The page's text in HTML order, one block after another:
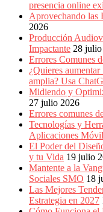
presencia online
Aprovechando las
2026
Producción
Impactante 28
Errores Comunes
¿Quieres
amplia? Usa
Midiendo y
27 julio 2026
Errores comunes
Tecnologías y
Aplicaciones
El Poder del
y tu Vida 19 julio
Mantente a la
Sociales SMO 18
Las Mejores
Estrategia en 2027